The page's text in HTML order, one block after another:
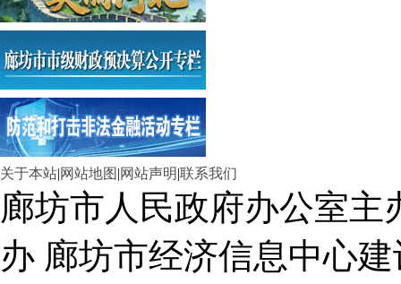
关于本站|网站地图 |网站声明|联系我们
廊坊市人民政府办公室
办 廊坊市经济信息中心建